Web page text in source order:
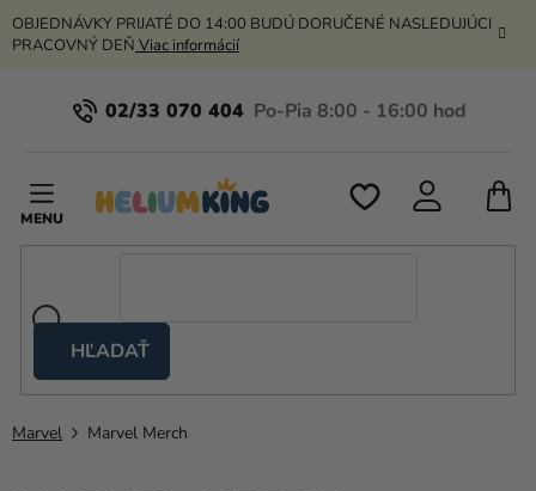
Prejsť
na
OBJEDNÁVKY PRIJATÉ DO 14:00 BUDÚ DORUČENÉ NASLEDUJÚCI
PRACOVNÝ DEŇ Viac informácií
02/33 070 404
HĽADAŤ
stany
Kanekalon
Marvel Marvel Merch